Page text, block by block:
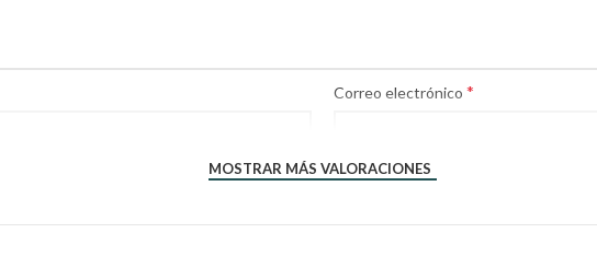
Correo electrónico *
MOSTRAR MÁS VALORACIONES